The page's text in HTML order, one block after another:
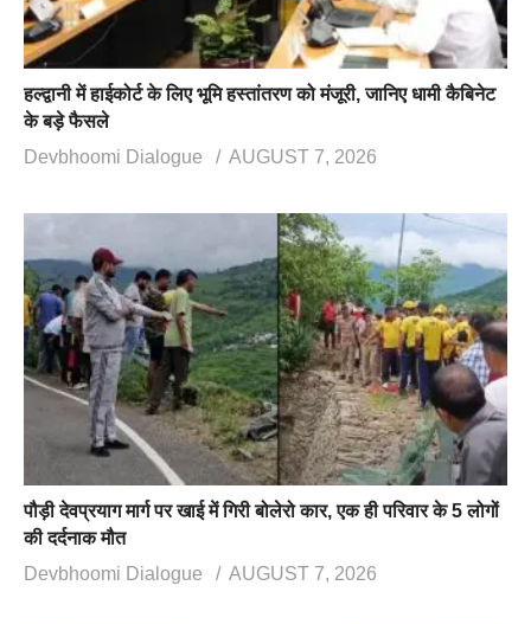
हल्द्वानी में हाईकोर्ट के लिए भूमि हस्तांतरण को मंजूरी, जानिए धामी कैबिनेट
के बड़े फैसले
Devbhoomi Dialogue
AUGUST 7, 2026
पौड़ी देवप्रयाग मार्ग पर खाई में गिरी बोलेरो कार, एक ही परिवार के 5 लोगों
की दर्दनाक मौत
Devbhoomi Dialogue
AUGUST 7, 2026